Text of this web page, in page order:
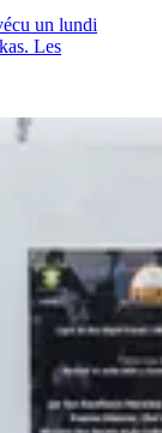
un lundi
Les